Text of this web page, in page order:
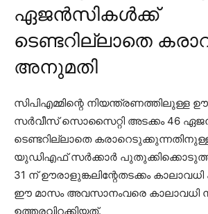
ഏജൻസികൾക്ക്
ടെണ്ടറില്ലാതെ
അനുമതി
സിപിഎമ്മിന്റെ നിയന്ത്രണത്തിലുള്ള
സര്‍വീസ് സൊസൈറ്റി അടക്കം 46
ടെണ്ടറില്ലാതെ
യുഡിഎഫ് സര്‍ക്കാര്‍
31 ന് ഊരാളുങ്കലിന്റേതടക്കം
ഈ മാസം അവസാനംവരെ കാലാവധി
ഉത്തരവിറക്കിയത്.